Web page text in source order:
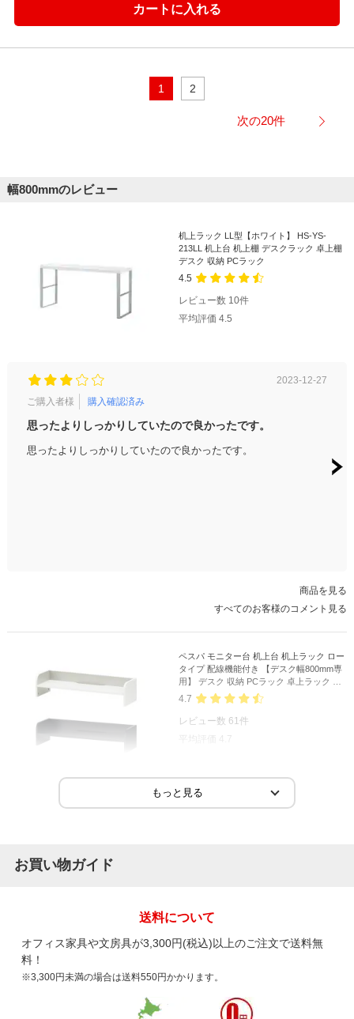
1 2
次の20件
幅800mmのレビュー
机上ラック LL型【ホワイト】 HS-YS-
213LL 机上台 机上棚 デスクラック 卓上棚
デスク 収納 PCラック
4.5
レビュー数 10件
平均評価 4.5
2023-12-27
ご購入者様
購入確認済み
思ったよりしっかりしていたので良かったです。
思ったよりしっかりしていたので良かったです。
っ
商品を見る
すべてのお客様のコメント見る
ペスパ モニター台 机上台 机上ラック ロー
タイプ 配線機能付き 【デスク幅800mm専
用】 デスク 収納 PCラック 卓上ラック デ
スク棚 書類棚 A4対応
4.7
レビュー数 61件
平均評価
4.7
サイズもピッタリで品質も良い 建て付けは背板に若干の歪みが
お買い物ガイド
送料について
オフィス家具や文房具が3,300円(税込)以上のご注文で送料無
料！
※3,300円未満の場合は送料550円かかります。